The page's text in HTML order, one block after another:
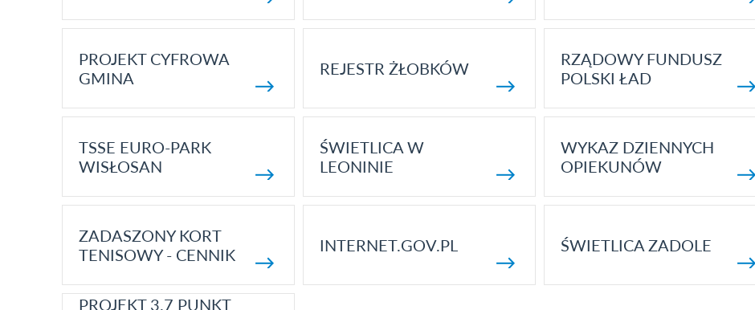
PROJEKT CYFROWA
GMINA
REJESTR ŻŁOBKÓW
RZĄDOWY FUNDUSZ
POLSKI ŁAD
TSSE EURO-PARK
WISŁOSAN
ŚWIETLICA W
LEONINIE
WYKAZ DZIENNYCH
OPIEKUNÓW
ZADASZONY KORT
TENISOWY - CENNIK
INTERNET.GOV.PL ŚWIETLICA ZADOLE
PROJEKT 3.7 PUNKT